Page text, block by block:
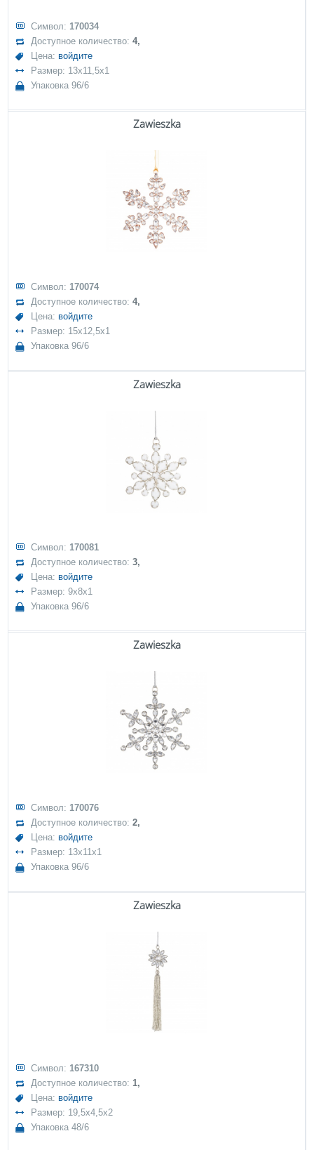
Символ: 170034
Доступное количество:4,
Цена: войдите
Размер: 13x11,5x1
Упаковка 96/6
Zawieszka
Символ: 170074
Доступное количество:4,
Цена: войдите
Размер: 15x12,5x1
Упаковка 96/6
Zawieszka
Символ: 170081
Доступное количество:3,
Цена: войдите
Размер: 9x8x1
Упаковка 96/6
Zawieszka
Символ: 170076
Доступное количество:2,
Цена: войдите
Размер: 13x11x1
Упаковка 96/6
Zawieszka
Символ: 167310
Доступное количество:1,
Цена: войдите
Размер: 19,5x4,5x2
Упаковка 48/6